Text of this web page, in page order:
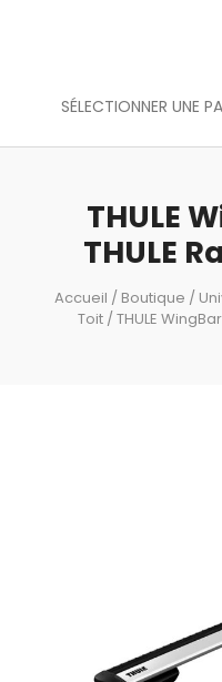
SÉLECTIONNER UNE
THULE
THULE
Accueil / Boutique /
Toit/ THULE